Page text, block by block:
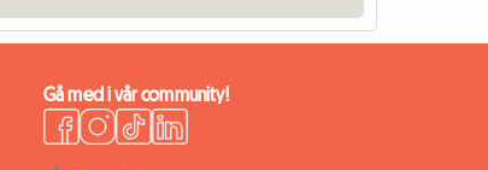
Gå med i vår community!